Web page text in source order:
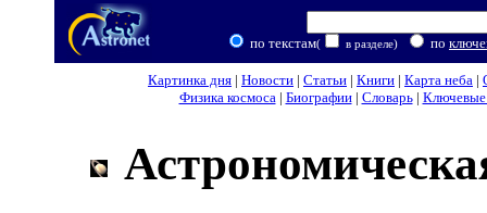
по текстам( в разделе) по
Картинка дня | Новости | Статьи | Книги | Карта неба |
Физика космоса| Биографии| Словарь| Ключевые